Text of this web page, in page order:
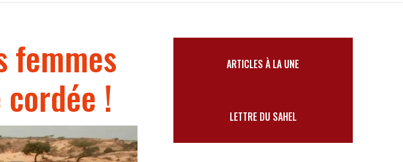
femmes
!
ARTICLES À LA UNE
LETTRE DU SAHEL